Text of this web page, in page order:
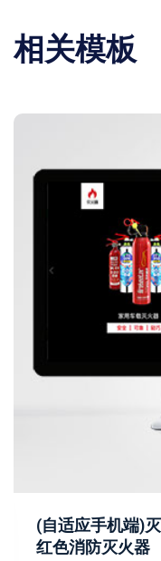
相关模板
(自适应手机端)
红色消防灭火器